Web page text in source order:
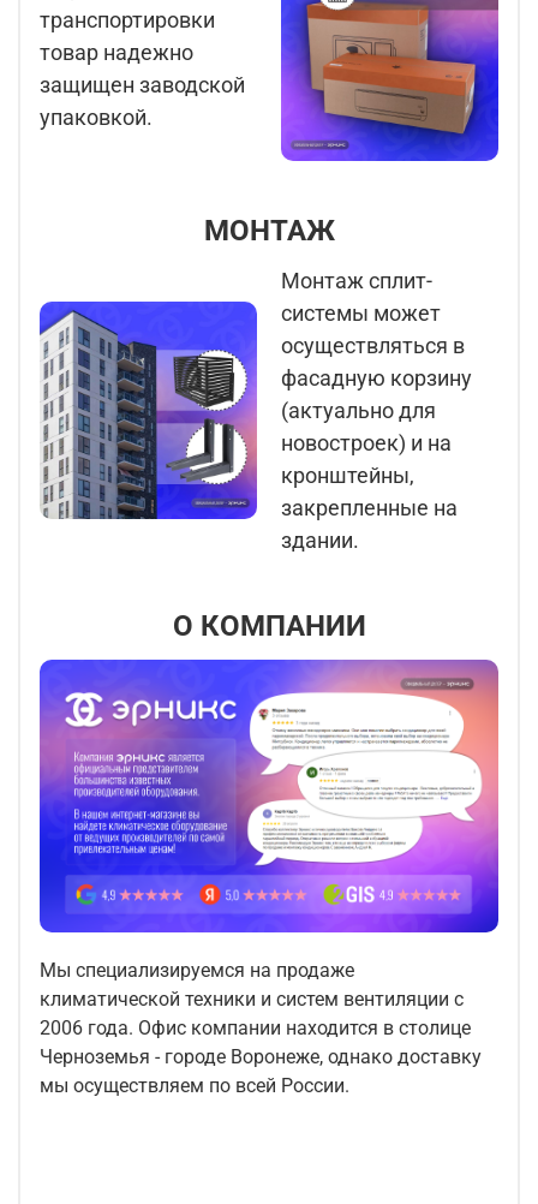
транспортировки
товар надежно
защищен заводской
упаковкой.
МОНТАЖ
Монтаж сплит-
системы может
осуществляться в
фасадную корзину
(актуально для
новостроек) и на
кронштейны,
закрепленные на
здании.
О КОМПАНИИ
Мы специализируемся на продаже
климатической техники и систем вентиляции с
2006 года. Офис компании находится в столице
Черноземья - городе Воронеже, однако доставку
мы осуществляем по всей России.